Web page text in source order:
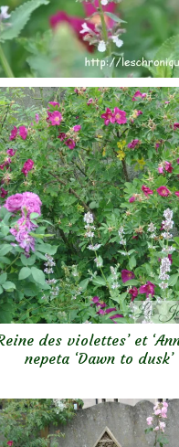
des violettes’ et
nepeta ‘Dawn to dusk’